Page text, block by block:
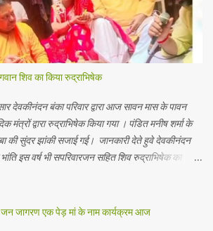
शिव का किया रुद्राभिषेक
बंका परिवार द्वारा आज सावन मास के पावन
मंत्रों द्वारा रुद्राभिषेक किया गया । पंडित मनीष शर्मा के
की सुंदर झांकी सजाई गई। जानकारी देते हुवे देवकीनंदन
इस वर्ष भी सपरिवारजन सहित शिव रुद्राभिषेक का
दीक्षा, मनीषा आदि सभी परिवार जन उपस्थित रहे।
जन जागरण एक पेड़ मां के नाम कार्यक्रम आज